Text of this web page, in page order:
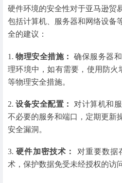
硬件环境的安全性对于亚马逊贸
包括计算机、服务器和网络设备
全的建议：
1.物理安全措施：
确保服务器
理环境中，如有需要，使用防火
等物理安全措施。
2.设备安全配置：
对计算机和
不必要的服务和端口，定期更新
安全漏洞。
3.硬件加密技术：
对重要数据
术，保护数据免受未经授权的访